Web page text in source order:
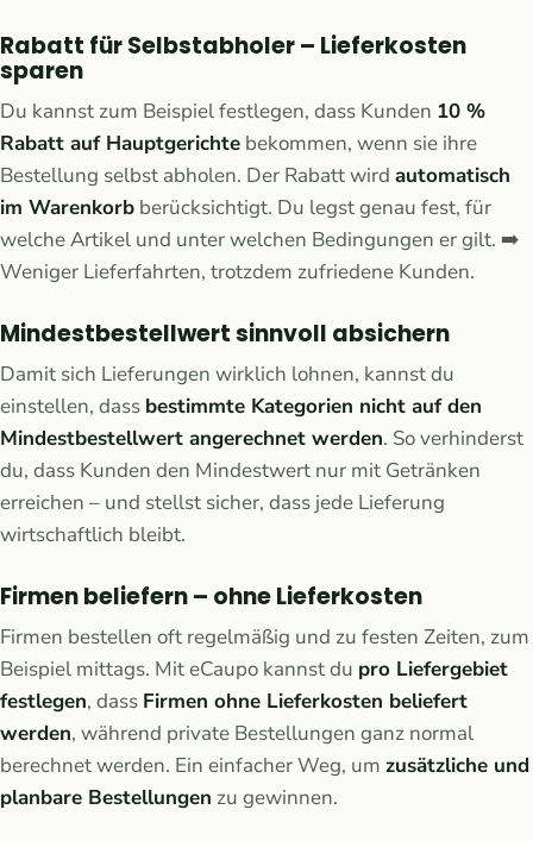
Rabatt für Selbstabholer – Lieferkosten
sparen
Du kannst zum Beispiel festlegen, dass Kunden 10 %
Rabatt auf Hauptgerichte bekommen, wenn sie ihre
Bestellung selbst abholen. Der Rabatt wird automatisch
im Warenkorb berücksichtigt. Du legst genau fest, für
welche Artikel und unter welchen Bedingungen er gilt. ➡️
Weniger Lieferfahrten, trotzdem zufriedene Kunden.
Mindestbestellwert sinnvoll absichern
Damit sich Lieferungen wirklich lohnen, kannst du
einstellen, dass bestimmte Kategorien nicht auf den
Mindestbestellwert angerechnet werden. So verhinderst
du, dass Kunden den Mindestwert nur mit Getränken
erreichen – und stellst sicher, dass jede Lieferung
wirtschaftlich bleibt.
Firmen beliefern – ohne Lieferkosten
Firmen bestellen oft regelmäßig und zu festen Zeiten, zum
Beispiel mittags. Mit eCaupo kannst du pro Liefergebiet
festlegen, dass Firmen ohne Lieferkosten beliefert
werden, während private Bestellungen ganz normal
berechnet werden. Ein einfacher Weg, um zusätzliche und
planbare Bestellungen zu gewinnen.